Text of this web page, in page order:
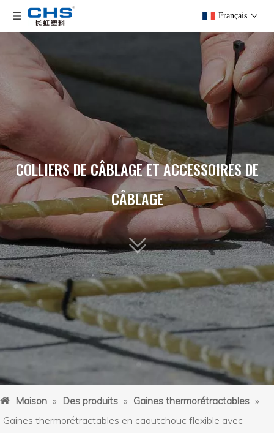
Français
COLLIERS DE CÂBLAGE ET ACCESSOIRES DE
CÂBLAGE
Maison » Des produits » Gaines thermorétractables »
Gaines thermorétractables en caoutchouc flexible avec